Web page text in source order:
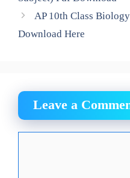
AP 10th Class
Download Here
Leave a